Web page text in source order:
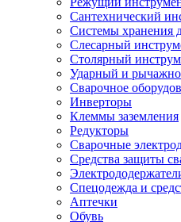
Сантехнический
Системы хранения
Слесарный
Столярный
Ударный и
Сварочное
Инверторы
Клеммы заземления
Редукторы
Сварочные
Средства защиты
Спецодежда и
Аптечки
Обувь